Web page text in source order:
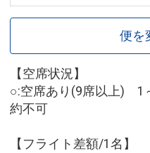
便を
【空席状況】
○:空席あり(9席以上) 1
約不可
【フライト差額/1名】